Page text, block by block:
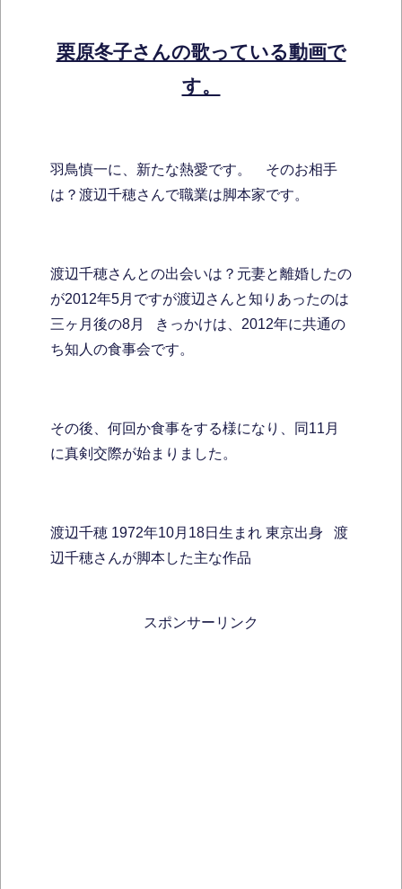
栗原冬子さんの歌っている動画で
す。
羽鳥慎一に、新たな熱愛です。 そのお相手
は？渡辺千穂さんで職業は脚本家です。
渡辺千穂さんとの出会いは？元妻と離婚したの
が2012年5月ですが渡辺さんと知りあったのは
三ヶ月後の8月 きっかけは、2012年に共通の
ち知人の食事会です。
その後、何回か食事をする様になり、同11月
に真剣交際が始まりました。
渡辺千穂 1972年10月18日生まれ 東京出身 渡
辺千穂さんが脚本した主な作品
スポンサーリンク